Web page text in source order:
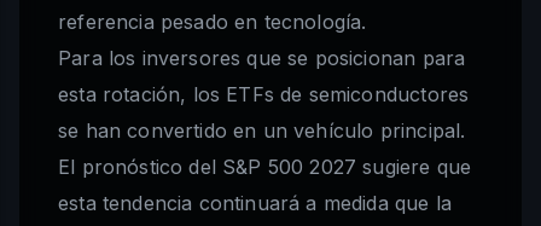
referencia pesado en tecnología.
Para los inversores que se posicionan para
esta rotación, los ETFs de semiconductores
se han convertido en un vehículo principal.
El pronóstico del S&P 500 2027 sugiere que
esta tendencia continuará a medida que la